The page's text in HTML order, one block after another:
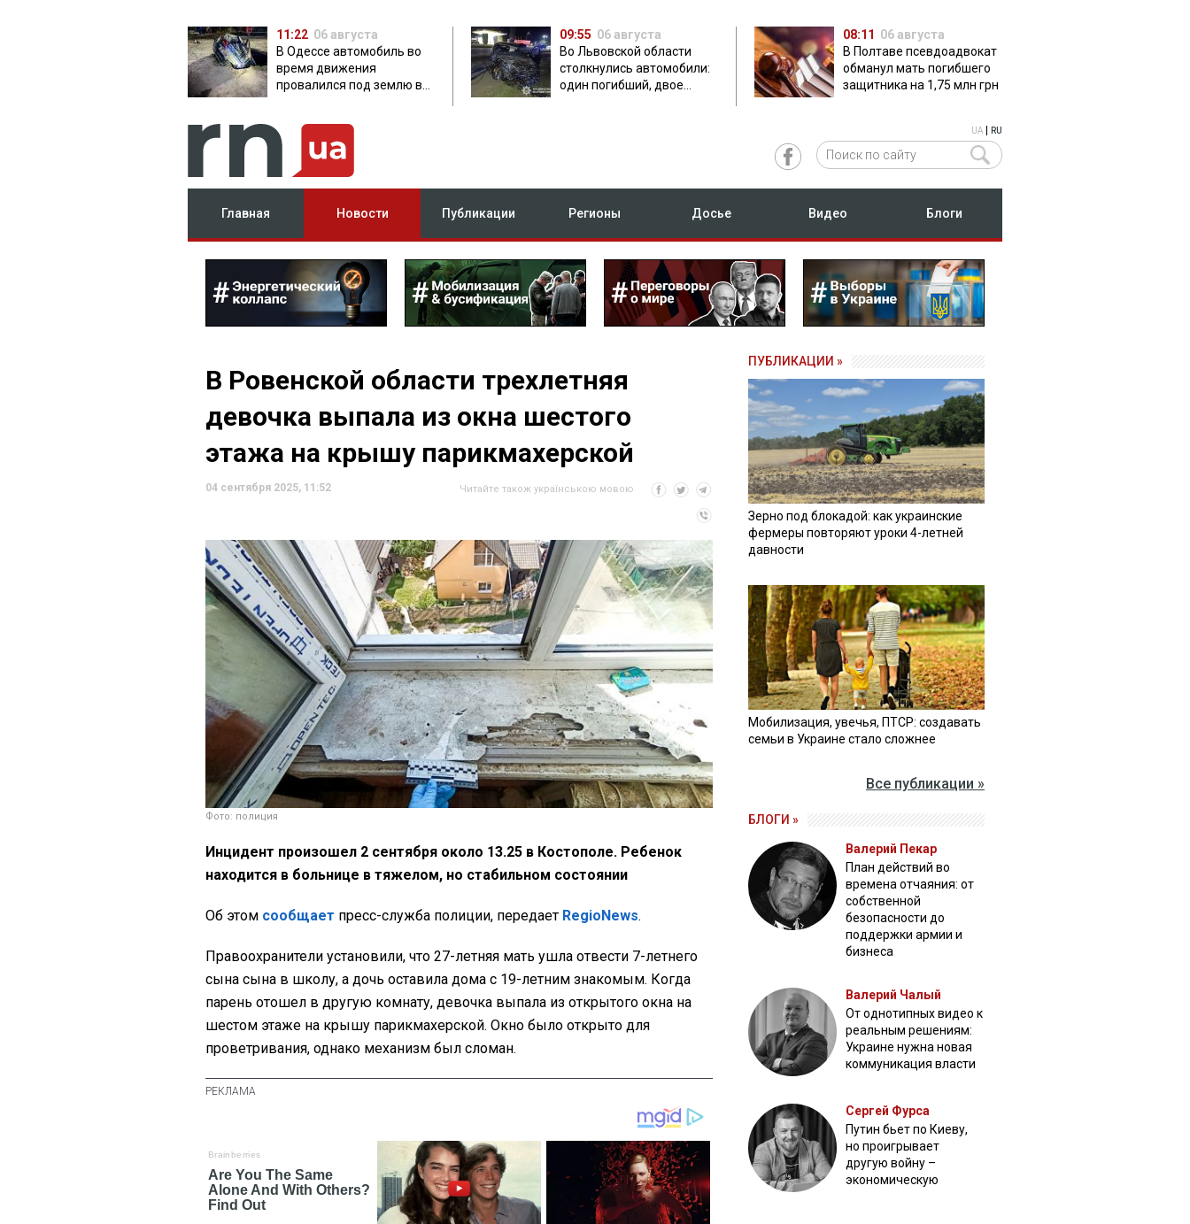
11:22 06 августа
В Одессе автомобиль во
время движения
провалился под землю в
09:55 06 августа
Во Львовской области
столкнулись автомобили:
один погибший, двое
08:11 06 августа
В Полтаве псевдоадвокат
обманул мать погибшего
защитника на 1,75 млн грн
UA RU
Главная Новости Публикации Регионы Досье Видео Блоги
В Ровенской области трехлетняя
девочка выпала из окна шестого
этажа на крышу парикмахерской
04 сентября 2025, 11:52 Читайте також українською мовою
Фото: полиция
Инцидент произошел 2 сентября около 13.25 в Костополе. Ребенок
находится в больнице в тяжелом, но стабильном состоянии
Об этом сообщает пресс-служба полиции, передает RegioNews.
Правоохранители установили, что 27-летняя мать ушла отвести 7-летнего
сына сына в школу, а дочь оставила дома с 19-летним знакомым. Когда
парень отошел в другую комнату, девочка выпала из открытого окна на
шестом этаже на крышу парикмахерской. Окно было открыто для
проветривания, однако механизм был сломан.
ПУБЛИКАЦИИ »
Зерно под блокадой: как украинские
фермеры повторяют уроки 4-летней
давности
Мобилизация, увечья, ПТСР: создавать
семьи в Украине стало сложнее
Все публикации »
БЛОГИ »
Валерий Пекар
План действий во
времена отчаяния: от
собственной
безопасности до
поддержки армии и
бизнеса
Валерий Чалый
От однотипных видео к
реальным решениям:
Украине нужна новая
коммуникация власти
Сергей Фурса
Путин бьет по Киеву,
но проигрывает
другую войну –
экономическую